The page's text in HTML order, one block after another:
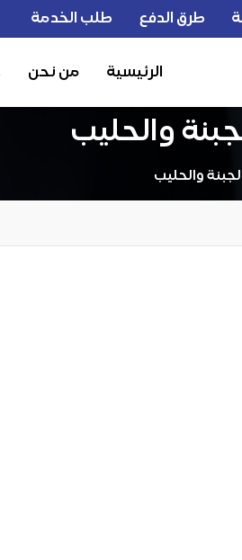
طرق الدفع طلب الخدمة
الرئيسية من نحن
والحليب
والحليب